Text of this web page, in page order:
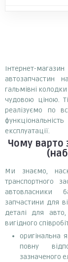
Інтернет-
автозапчастин
гальмівні колодки
чудовою ціною.
реалізуємо по
експлуатації.
Чому варто
Ми знаємо,
транспортного
автовласники
запчастини для
деталі для
вигідного
оригінальна
повну
зазначеного